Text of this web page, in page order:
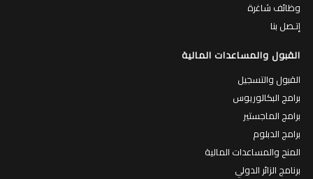
وظائف شاغرة
إتـصل بنا
القبول والمساعدات المالية
القبول والتسجيل
برامج البكالوريوس
برامج الماجستير
برامج الدبلوم
المنح والمساعدات المالية
برنامج الزائر الدولي